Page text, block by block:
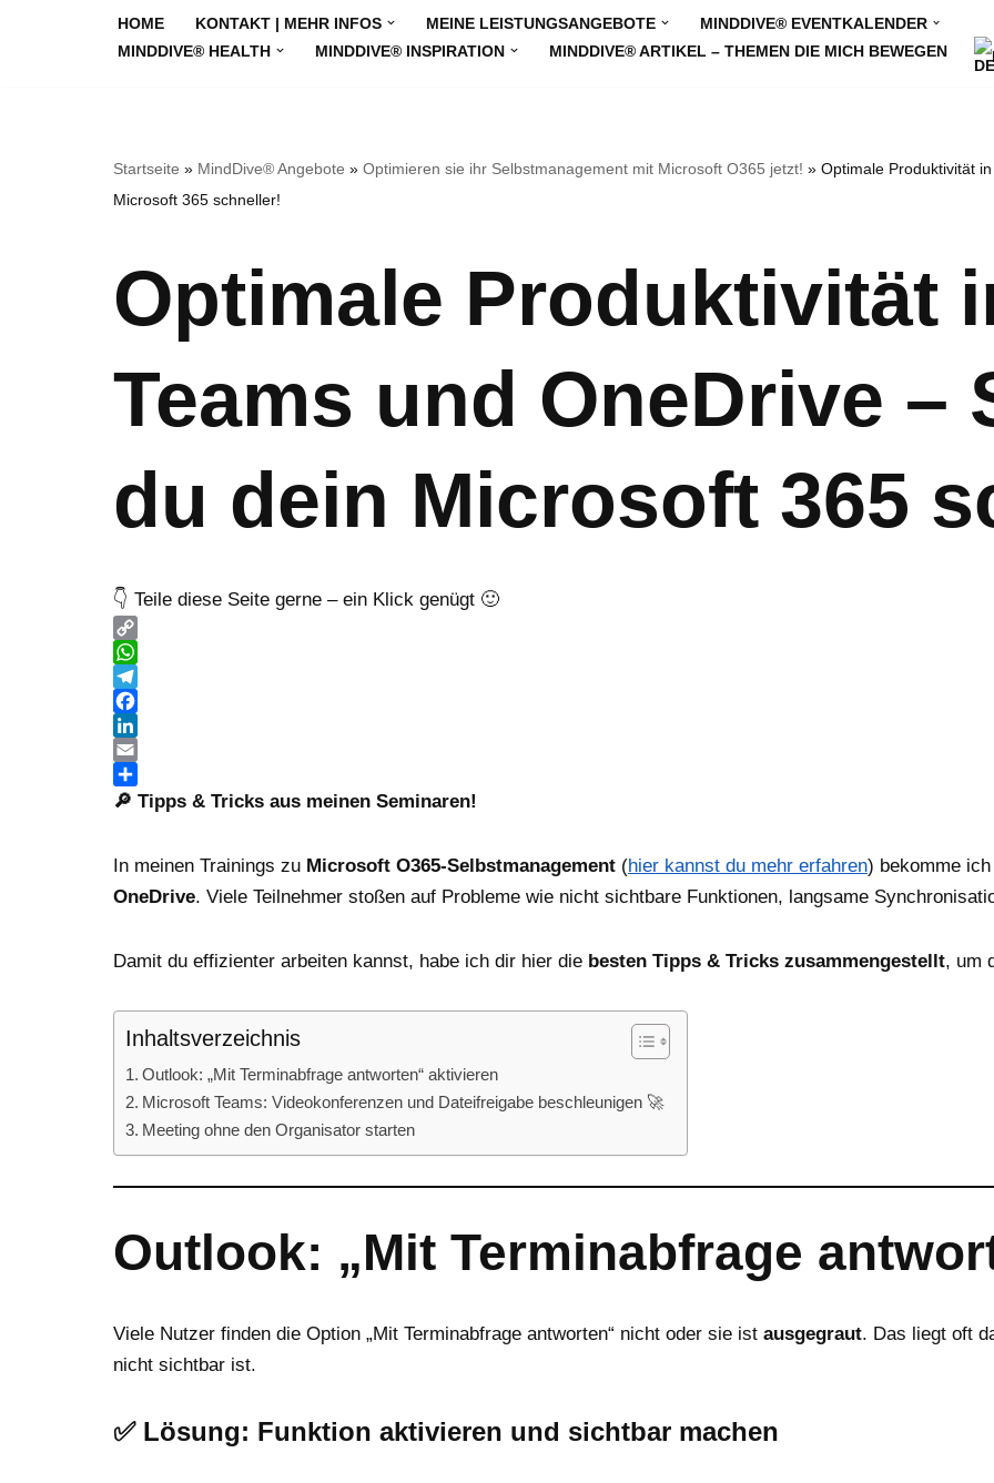
HOME KONTAKT | MEHR INFOS MEINE LEISTUNGSANGEBOTE
MINDDIVE® EVENTKALENDER
MINDDIVE® HEALTH
MINDDIVE® INSPIRATION MINDDIVE® ARTIKEL – THEMEN DIE MICH BEWEGEN
Startseite » MindDive® Angebote » Optimieren sie ihr Selbstmanagement mit Microsoft O365 jetzt! » Optimale Produktivität
Microsoft 365 schneller!
Optimale Produktivität
Teams und OneDrive –
du dein Microsoft 365
👇 Teile diese Seite gerne – ein Klick genügt 🙂
Copy
Link
WhatsApp
Telegram
Facebook
LinkedIn
Email
Teilen
🔎 Tipps & Tricks aus meinen Seminaren!
In meinen Trainings zu Microsoft O365-Selbstmanagement (hier kannst du mehr erfahren) bekomme
OneDrive. Viele Teilnehmer stoßen auf Probleme wie nicht sichtbare Funktionen, langsame
Damit du effizienter arbeiten kannst, habe ich dir hier die besten Tipps & Tricks zusammengestellt, um
Inhaltsverzeichnis
Outlook: „Mit Terminabfrage antworten“ aktivieren
Microsoft Teams: Videokonferenzen und Dateifreigabe beschleunigen 🚀
Meeting ohne den Organisator starten
Outlook: „Mit Terminabfrage
Viele Nutzer finden die Option „Mit Terminabfrage antworten“ nicht oder sie ist ausgegraut. Das liegt oft
nicht sichtbar ist.
✅ Lösung: Funktion aktivieren und sichtbar machen